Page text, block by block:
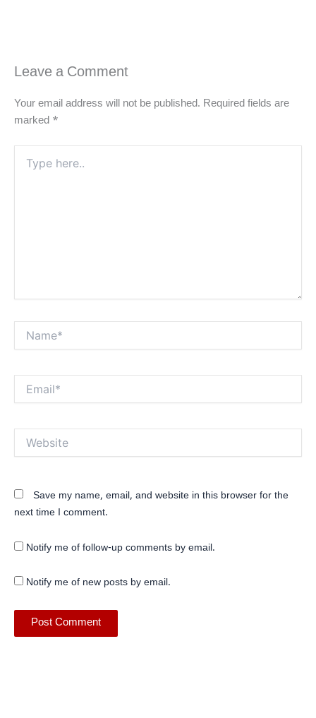
Leave a Comment
Your email address will not be published. Required fields are
marked *
here..
Save my name, email, and website in this browser for the
next time I comment.
Notify me of follow-up comments by email.
Notify me of new posts by email.